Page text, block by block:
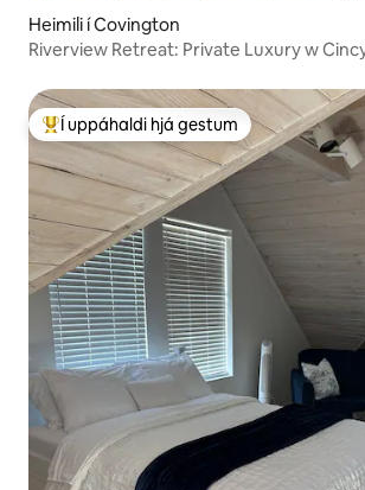
Heimili í Covington
Riverview Retreat: Private Luxury w
Í mestu uppáhaldi hjá gestum
Í uppáhaldi hjá gestum